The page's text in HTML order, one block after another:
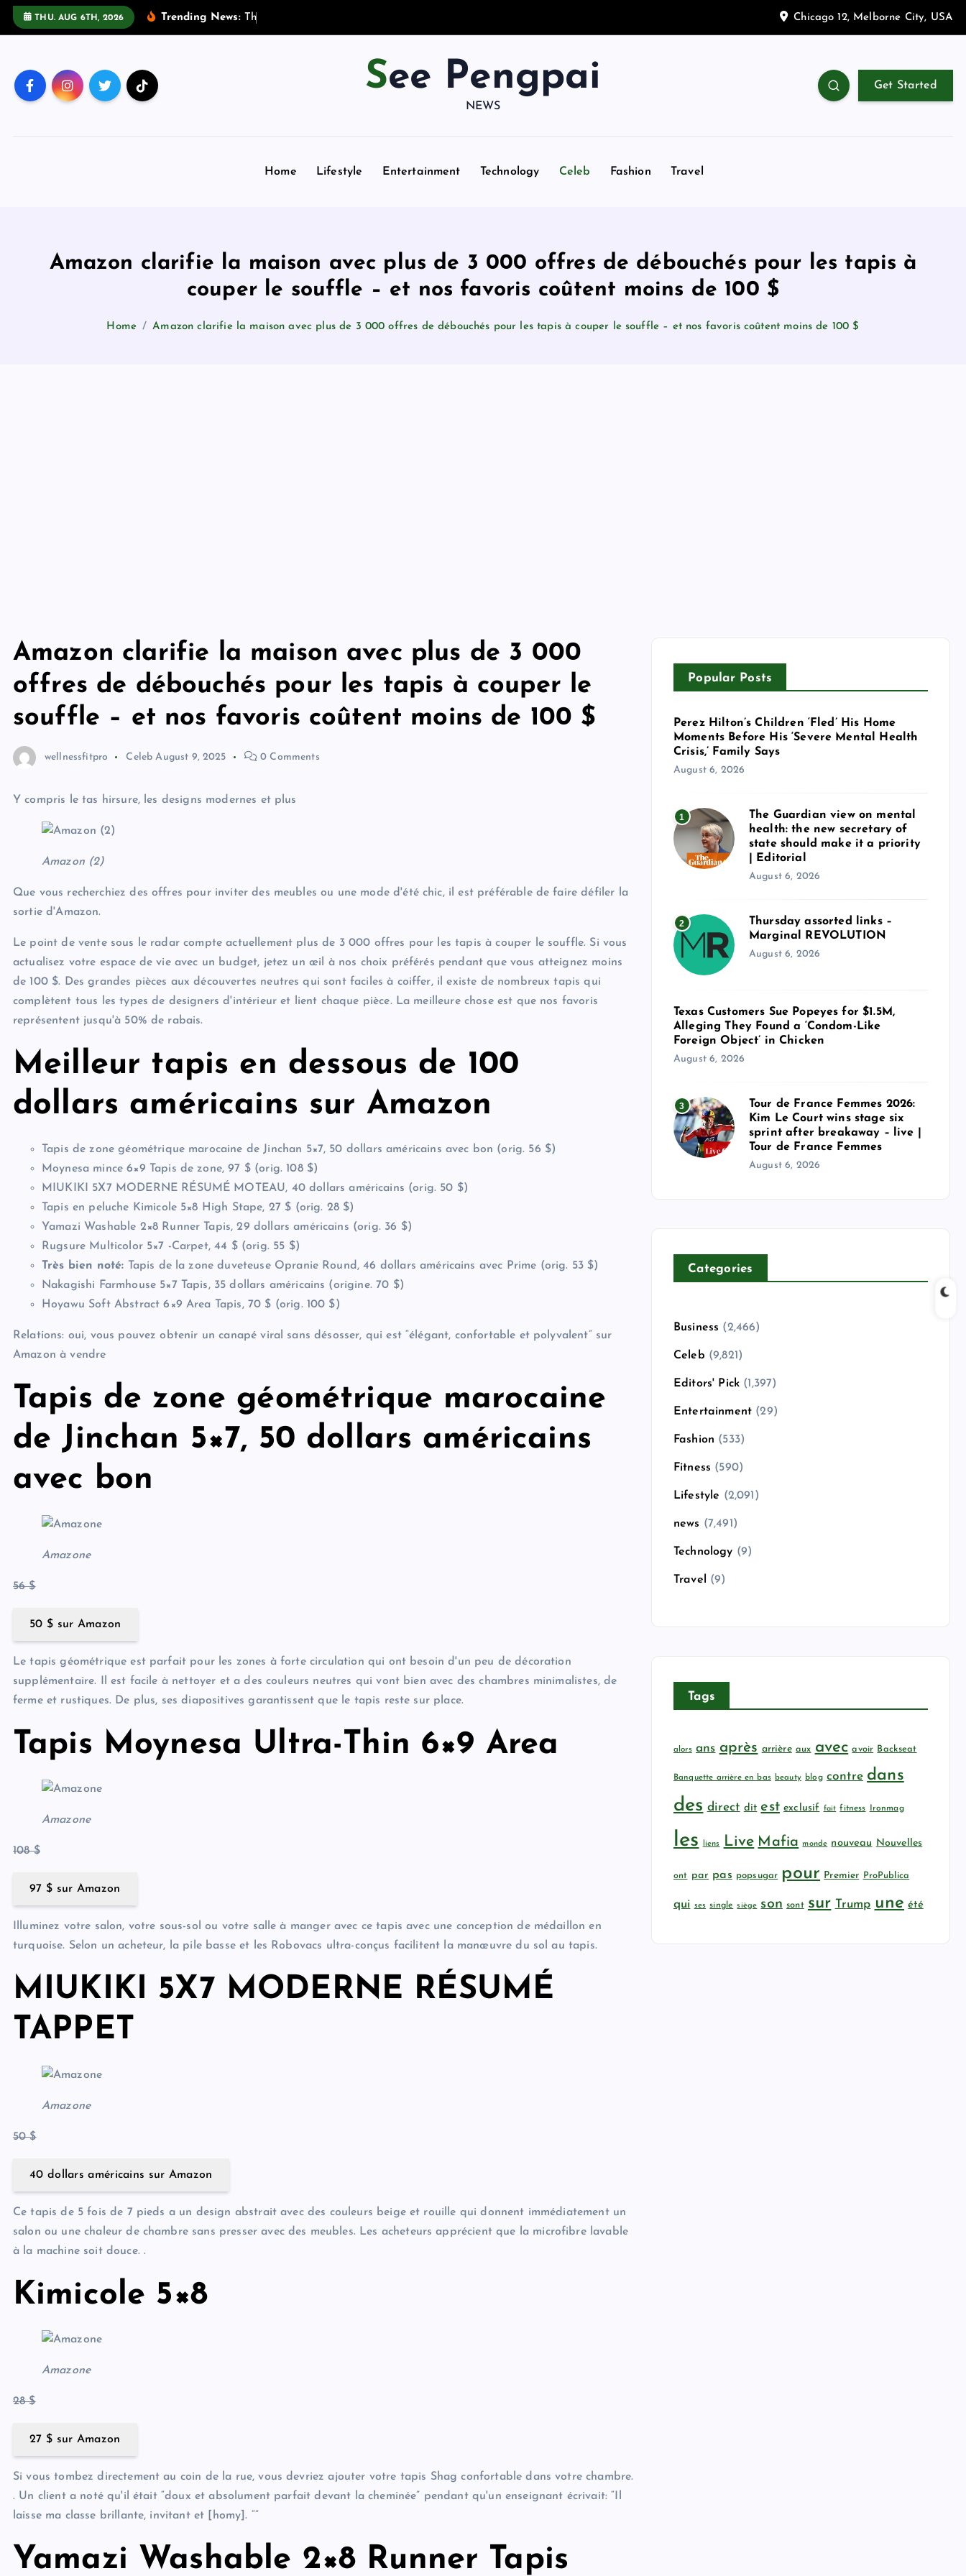
THU. AUG 6TH, 2026 Trending News: T h Chicago 12, Melborne City, USA
See Pengpai
NEWS
Get Started
Home Lifestyle Entertainment Technology Celeb Fashion Travel
Amazon clarifie la maison avec plus de 3 000 offres de débouchés pour les tapis à
couper le souffle – et nos favoris coûtent moins de 100 $
Home Amazon clarifie la maison avec plus de 3 000 offres de débouchés pour les tapis à couper le souffle – et nos favoris coûtent moins de 100 $
Amazon clarifie la maison avec plus de 3 000
offres de débouchés pour les tapis à couper le
souffle – et nos favoris coûtent moins de 100 $
wellnessfitpro Celeb August 9, 2025 0 Comments
Y compris le tas hirsure, les designs modernes et plus
Amazon (2)
Que vous recherchiez des offres pour inviter des meubles ou une mode d'été chic, il est préférable de faire défiler la
sortie d'Amazon.
Le point de vente sous le radar compte actuellement plus de 3 000 offres pour les tapis à couper le souffle. Si vous
actualisez votre espace de vie avec un budget, jetez un œil à nos choix préférés pendant que vous atteignez moins
de 100 $. Des grandes pièces aux découvertes neutres qui sont faciles à coiffer, il existe de nombreux tapis qui
complètent tous les types de designers d'intérieur et lient chaque pièce. La meilleure chose est que nos favoris
représentent jusqu'à 50% de rabais.
Meilleur tapis en dessous de 100
dollars américains sur Amazon
Tapis de zone géométrique marocaine de Jinchan 5×7, 50 dollars américains avec bon (orig. 56 $)
Moynesa mince 6×9 Tapis de zone, 97 $ (orig. 108 $)
MIUKIKI 5X7 MODERNE RÉSUMÉ MOTEAU, 40 dollars américains (orig. 50 $)
Tapis en peluche Kimicole 5×8 High Stape, 27 $ (orig. 28 $)
Yamazi Washable 2×8 Runner Tapis, 29 dollars américains (orig. 36 $)
Rugsure Multicolor 5×7 -Carpet, 44 $ (orig. 55 $)
Très bien noté: Tapis de la zone duveteuse Opranie Round, 46 dollars américains avec Prime (orig. 53 $)
Nakagishi Farmhouse 5×7 Tapis, 35 dollars américains (origine. 70 $)
Hoyawu Soft Abstract 6×9 Area Tapis, 70 $ (orig. 100 $)
Relations: oui, vous pouvez obtenir un canapé viral sans désosser, qui est “élégant, confortable et polyvalent” sur
Amazon à vendre
Tapis de zone géométrique marocaine
de Jinchan 5×7, 50 dollars américains
avec bon
Amazone
56 $
50 $ sur Amazon
Le tapis géométrique est parfait pour les zones à forte circulation qui ont besoin d'un peu de décoration
supplémentaire. Il est facile à nettoyer et a des couleurs neutres qui vont bien avec des chambres minimalistes, de
ferme et rustiques. De plus, ses diapositives garantissent que le tapis reste sur place.
Tapis Moynesa Ultra-Thin 6×9 Area
Amazone
108 $
97 $ sur Amazon
Illuminez votre salon, votre sous-sol ou votre salle à manger avec ce tapis avec une conception de médaillon en
turquoise. Selon un acheteur, la pile basse et les Robovacs ultra-conçus facilitent la manœuvre du sol au tapis.
MIUKIKI 5X7 MODERNE RÉSUMÉ
TAPPET
Amazone
50 $
40 dollars américains sur Amazon
Ce tapis de 5 fois de 7 pieds a un design abstrait avec des couleurs beige et rouille qui donnent immédiatement un
salon ou une chaleur de chambre sans presser avec des meubles. Les acheteurs apprécient que la microfibre lavable
à la machine soit douce. .
Kimicole 5×8
Amazone
28 $
27 $ sur Amazon
Si vous tombez directement au coin de la rue, vous devriez ajouter votre tapis Shag confortable dans votre chambre.
. Un client a noté qu'il était “doux et absolument parfait devant la cheminée” pendant qu'un enseignant écrivait: “Il
laisse ma classe brillante, invitant et [homy]. “”
Yamazi Washable 2×8 Runner Tapis
Popular Posts
Perez Hilton’s Children ‘Fled’ His Home
Moments Before His ‘Severe Mental Health
Crisis,’ Family Says
August 6, 2026
1
The Guardian view on mental
health: the new secretary of
state should make it a priority
| Editorial
August 6, 2026
2
Thursday assorted links –
Marginal REVOLUTION
August 6, 2026
Texas Customers Sue Popeyes for $1.5M,
Alleging They Found a ‘Condom-Like
Foreign Object’ in Chicken
August 6, 2026
3
Tour de France Femmes 2026:
Kim Le Court wins stage six
sprint after breakaway – live |
Tour de France Femmes
August 6, 2026
Categories
Business (2,466)
Celeb (9,821)
Editors' Pick (1,397)
Entertainment (29)
Fashion (533)
Fitness (590)
Lifestyle (2,091)
news (7,491)
Technology (9)
Travel (9)
Tags
alors ans après arrière aux avec avoir Backseat
Banquette arrière en bas beauty blog contre dans
des direct dit est exclusif fait fitness Ironmag
les liens Live Mafia monde nouveau Nouvelles
ont par pas popsugar pour Premier ProPublica
qui ses single siège son sont sur Trump une été